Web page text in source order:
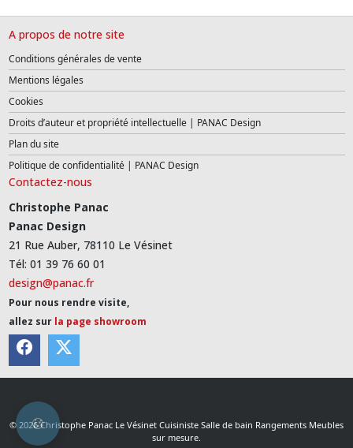
A propos de notre site
Conditions générales de vente
Mentions légales
Cookies
Droits d’auteur et propriété intellectuelle | PANAC Design
Plan du site
Politique de confidentialité | PANAC Design
Contactez-nous
Christophe Panac
Panac Design
21 Rue Auber, 78110 Le Vésinet
Tél: 01 39 76 60 01
design@panac.fr
Pour nous rendre visite,
allez sur la page showroom
© 2026 Christophe Panac Le Vésinet Cuisiniste Salle de bain Rangements Meubles
sur mesure.